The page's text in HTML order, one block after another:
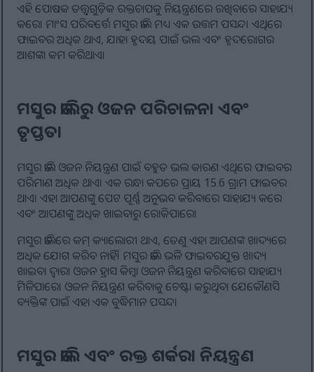
ଏହି ପୋଷକ ତତ୍ତ୍ୱଗୁଡ଼ିକ ରକ୍ତଚାପକୁ ନିୟନ୍ତ୍ରଣରେ ରଖିବାରେ ସାହାଯ୍ୟ
କରେ। ମାଂସ ପରିବର୍ତ୍ତେ ମସୁର ଡାଲି ମଧ୍ୟ ଏକ ଉତ୍ତମ ପସନ୍ଦ। ଏଥିରେ
ଫାଇବର ଅଧିକ ଥାଏ, ଯାହା ହୃଦୟ ପାଇଁ ଭଲ ଏବଂ ହୃଦରୋଗର
ଆଶଙ୍କା କମ କରିଥାଏ।
ମସୁର ଡାଲିରୁ ଓଜନ ପରିଚାଳନା ଏବଂ
ତୃପ୍ତତା
ମସୁର ଡାଲି ଓଜନ ନିୟନ୍ତ୍ରଣ ପାଇଁ ବହୁତ ଭଲ କାରଣ ଏଥିରେ ଫାଇବର
ପରିମାଣ ଅଧିକ ଥାଏ। ଏକ ରନ୍ଧା କପରେ ପ୍ରାୟ 15.6 ଗ୍ରାମ ଫାଇବର
ଥାଏ। ଏହା ଆପଣଙ୍କୁ ପେଟ ପୂର୍ଣ୍ଣ ଅନୁଭବ କରିବାରେ ସାହାଯ୍ୟ କରେ
ଏବଂ ଆପଣଙ୍କୁ ଅଧିକ ଖାଇବାରୁ ରୋକିପାରେ।
ମସୁର ଡାଲିରେ କମ୍ କ୍ୟାଲୋରୀ ଥାଏ, ତେଣୁ ଏହା ଆପଣଙ୍କ ଖାଦ୍ୟରେ
ଅଧିକ ଯୋଗ କରିବ ନାହିଁ। ମସୁର ଡାଲି ଭଳି ଫାଇବରଯୁକ୍ତ ଖାଦ୍ୟ
ଖାଇବା ଦ୍ୱାରା ଓଜନ ହ୍ରାସ କିମ୍ବା ଓଜନ ନିୟନ୍ତ୍ରଣ କରିବାରେ ସାହାଯ୍ୟ
ମିଳିପାରେ। ଓଜନ ନିୟନ୍ତ୍ରଣ କରିବାକୁ ଚେଷ୍ଟା କରୁଥିବା ଯେକୌଣସି
ବ୍ୟକ୍ତିଙ୍କ ପାଇଁ ଏହା ଏକ ବୁଦ୍ଧିମାନ ପସନ୍ଦ।
ମସୁର ଡାଲି ଏବଂ ରକ୍ତ ଶର୍କରା ନିୟନ୍ତ୍ରଣ